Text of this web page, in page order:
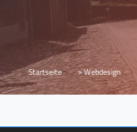
Startseite > Webdesign